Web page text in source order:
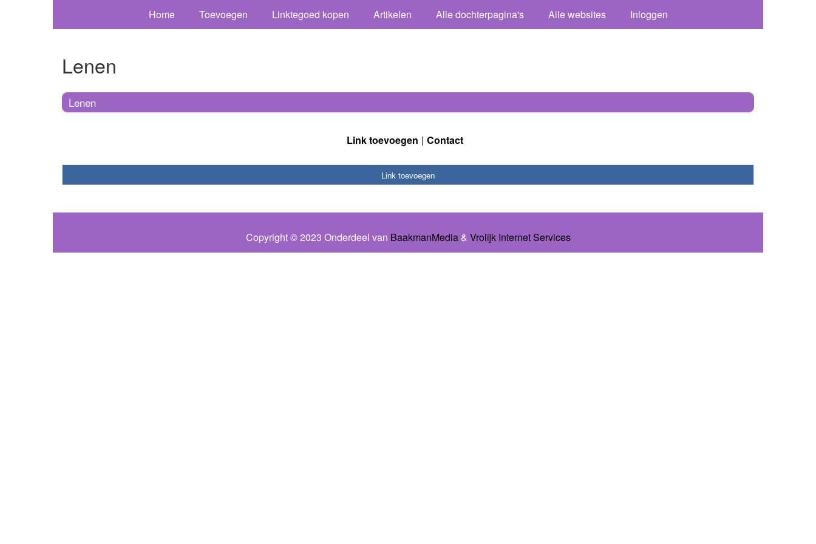
Home Toevoegen Linktegoed kopen Artikelen Alle dochterpagina's Alle websites Inloggen
Lenen
Lenen
Link toevoegen Contact
Link toevoegen
Copyright © 2023 Onderdeel van BaakmanMedia& Vrolijk Internet Services